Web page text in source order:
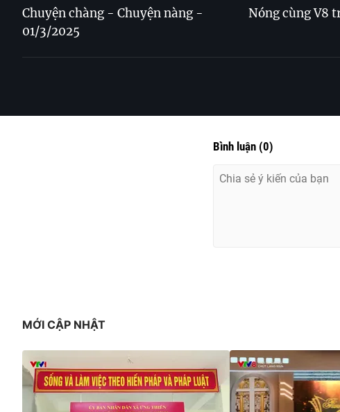
Chuyện chàng - Chuyện nàng -
01/3/2025
Nóng cùng V8
Bình luận (0)
MỚI CẬP NHẬT